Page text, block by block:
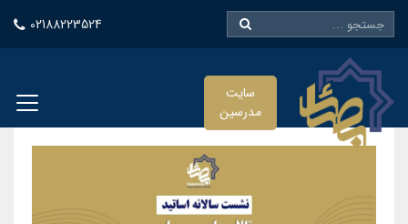
02188223524
سایت
مدرسین